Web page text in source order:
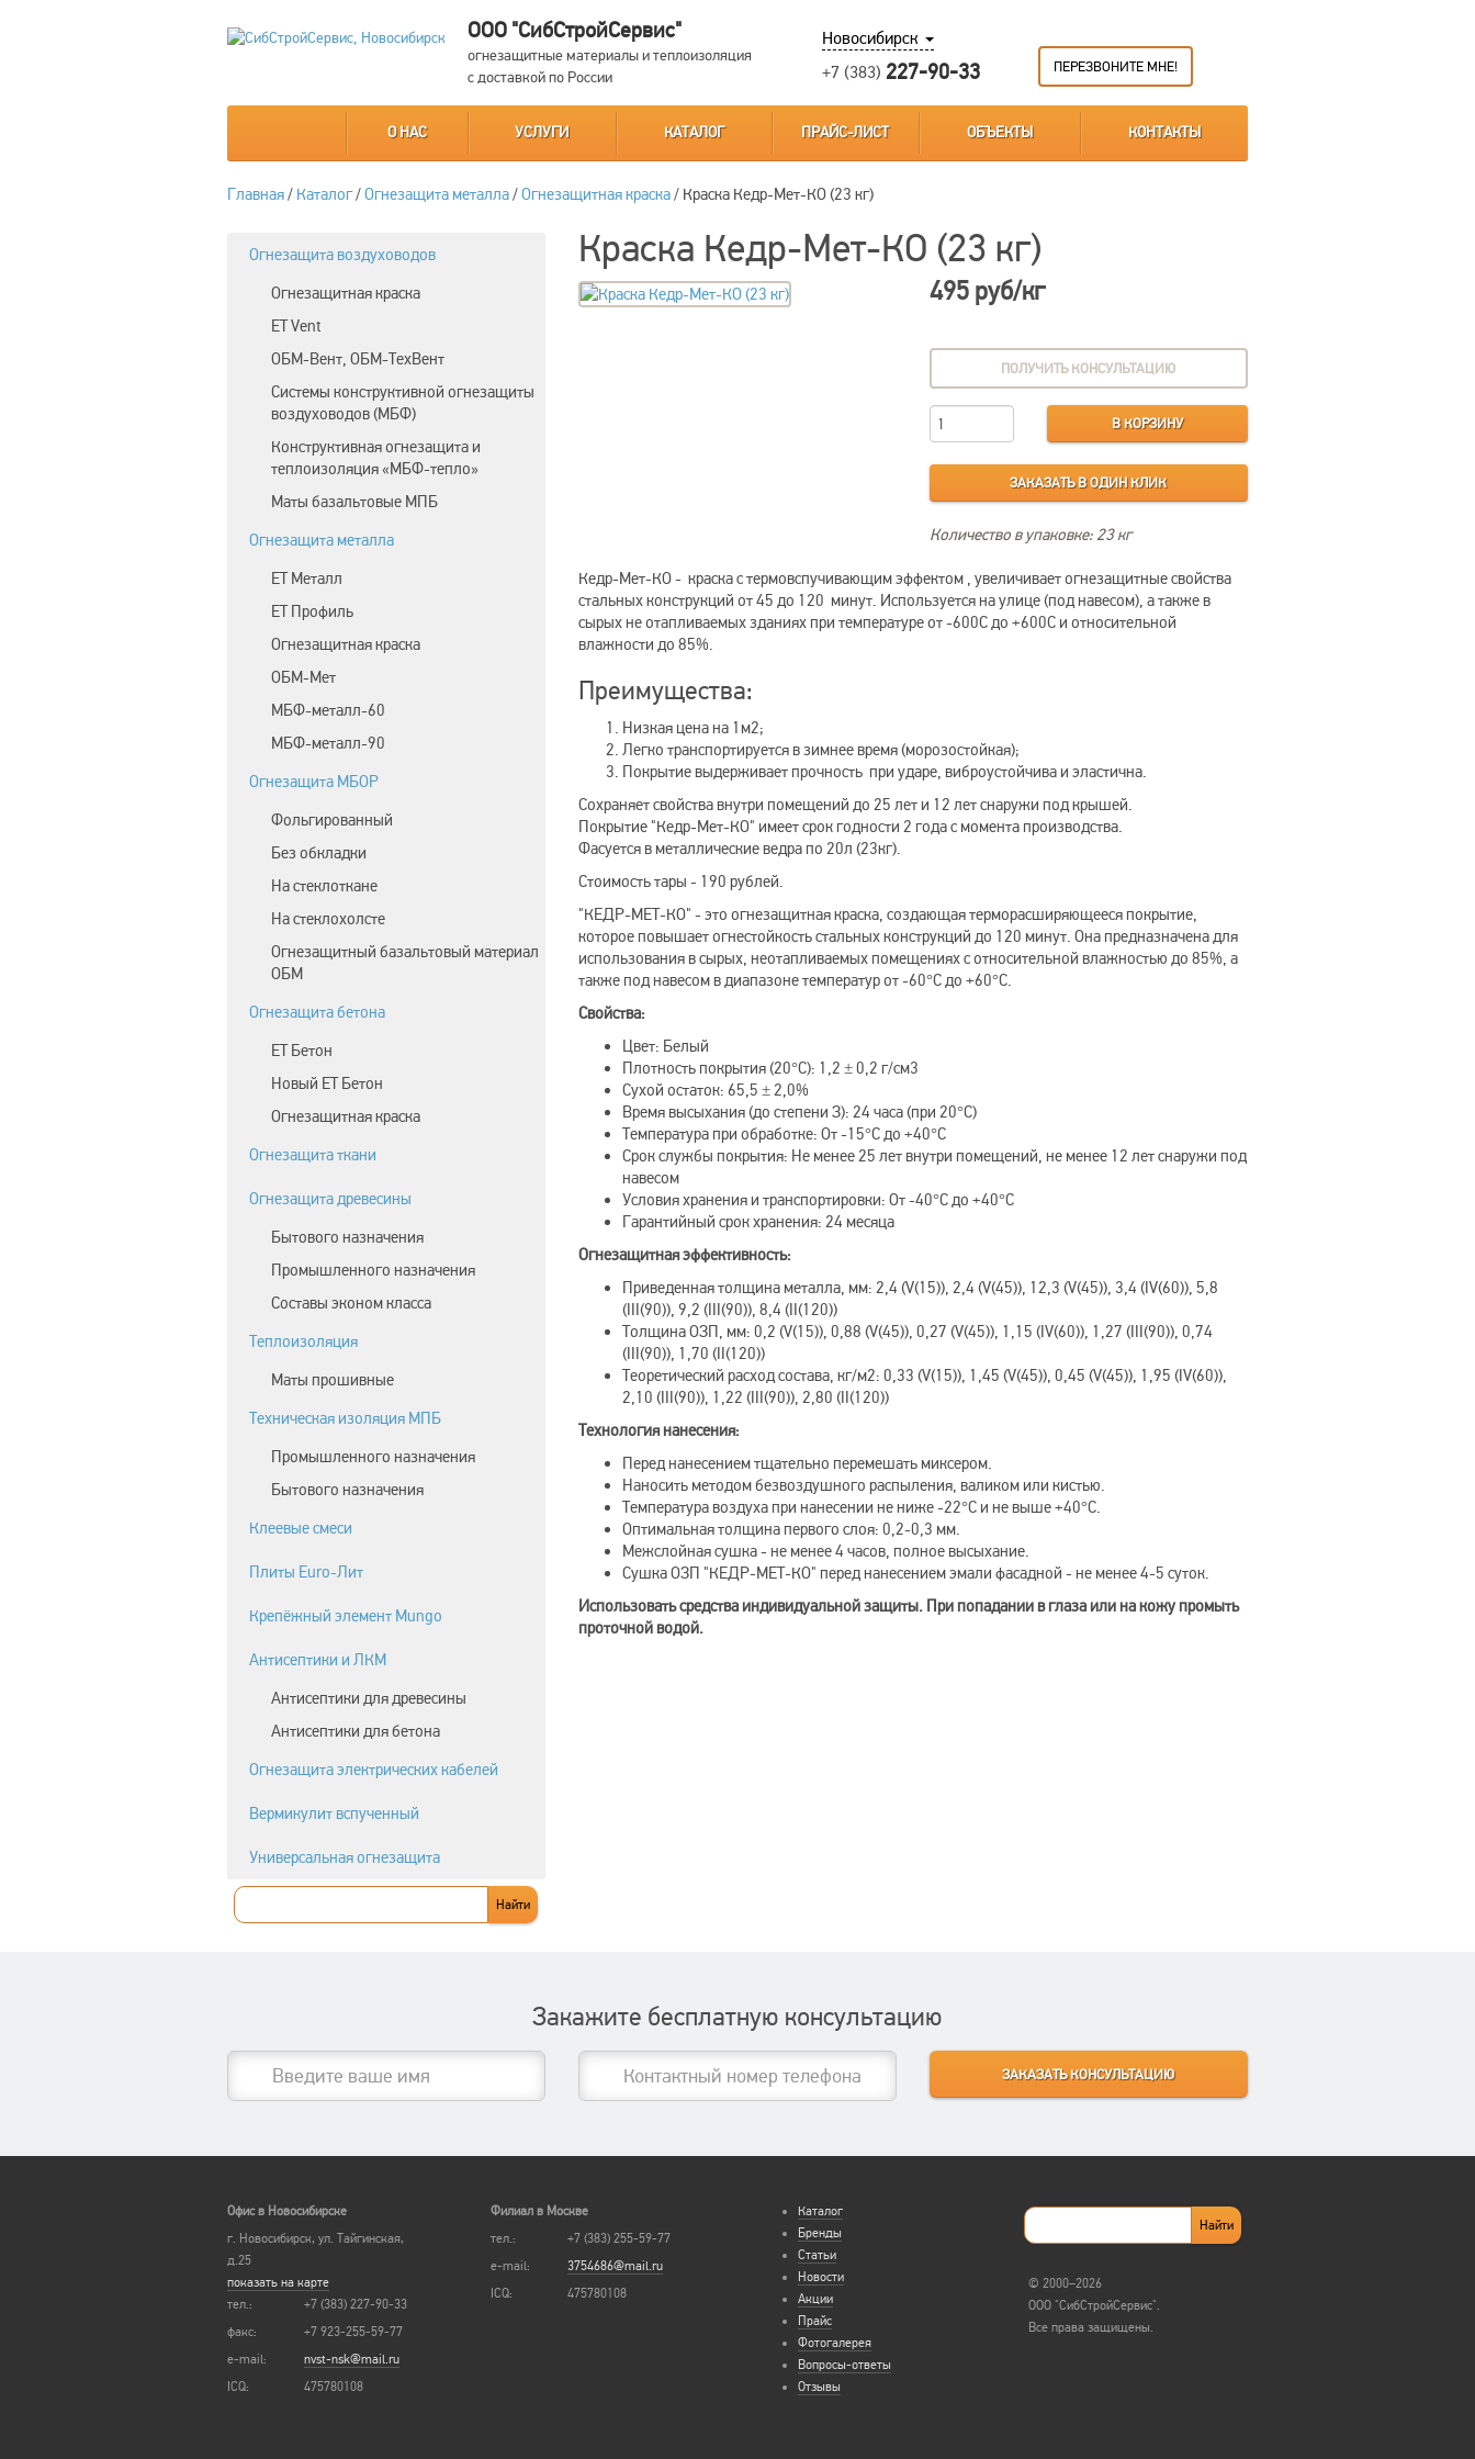
Новосибирск
+7 (383) 227-90-33 ПЕРЕЗВОНИТЕ МНЕ!
ООО "СибСтройСервис"
огнезащитные материалы и теплоизоляция
с доставкой по России
О НАС УСЛУГИ КАТАЛОГ ПРАЙС-ЛИСТ ОБЪЕКТЫ КОНТАКТЫ
Главная/ Каталог/Огнезащита металла/Огнезащитная краска/ Краска Кедр-Мет-КО (23 кг)
Огнезащита воздуховодов
Огнезащитная краска
ET Vent
ОБМ-Вент, ОБМ-ТехВент
Системы конструктивной огнезащиты
воздуховодов (МБФ)
Конструктивная огнезащита и
теплоизоляция «МБФ-тепло»
Маты базальтовые МПБ
Огнезащита металла
ЕТ Металл
ET Профиль
Огнезащитная краска
ОБМ-Мет
МБФ-металл-60
МБФ-металл-90
Огнезащита МБОР
Фольгированный
Без обкладки
На стеклоткане
На стеклохолсте
Огнезащитный базальтовый материал
ОБМ
Огнезащита бетона
ЕТ Бетон
Новый ЕТ Бетон
Огнезащитная краска
Огнезащита ткани
Огнезащита древесины
Бытового назначения
Промышленного назначения
Составы эконом класса
Теплоизоляция
Маты прошивные
Техническая изоляция МПБ
Промышленного назначения
Бытового назначения
Клеевые смеси
Плиты Euro-Лит
Крепёжный элемент Mungo
Антисептики и ЛКМ
Антисептики для древесины
Антисептики для бетона
Огнезащита электрических кабелей
Вермикулит вспученный
Универсальная огнезащита
Краска Кедр-Мет-КО (23 кг)
495 руб/кг
ПОЛУЧИТЬ КОНСУЛЬТАЦИЮ
В КОРЗИНУ
ЗАКАЗАТЬ В ОДИН КЛИК
Количество в упаковке: 23 кг
Кедр-Мет-КО - краска с термовспучивающим эффектом , увеличивает огнезащитные свойства
стальных конструкций от 45 до 120 минут. Используется на улице (под навесом), а также в
сырых не отапливаемых зданиях при температуре от -600С до +600С и относительной
влажности до 85%.
Преимущества:
Низкая цена на 1м2;
Легко транспортируется в зимнее время (морозостойкая);
Покрытие выдерживает прочность при ударе, виброустойчива и эластична.
Сохраняет свойства внутри помещений до 25 лет и 12 лет снаружи под крышей.
Покрытие "Кедр-Мет-КО" имеет срок годности 2 года с момента производства.
Фасуется в металлические ведра по 20л (23кг).
Стоимость тары - 190 рублей.
"КЕДР-МЕТ-КО" - это огнезащитная краска, создающая терморасширяющееся покрытие,
которое повышает огнестойкость стальных конструкций до 120 минут. Она предназначена для
использования в сырых, неотапливаемых помещениях с относительной влажностью до 85%, а
также под навесом в диапазоне температур от -60°C до +60°C.
Свойства:
Цвет: Белый
Плотность покрытия (20°C): 1,2 ± 0,2 г/см3
Сухой остаток: 65,5 ± 2,0%
Время высыхания (до степени З): 24 часа (при 20°C)
Температура при обработке: От -15°C до +40°C
Срок службы покрытия: Не менее 25 лет внутри помещений, не менее 12 лет снаружи под
навесом
Условия хранения и транспортировки: От -40°C до +40°C
Гарантийный срок хранения: 24 месяца
Огнезащитная эффективность:
Приведенная толщина металла, мм: 2,4 (V(15)), 2,4 (V(45)), 12,3 (V(45)), 3,4 (IV(60)), 5,8
(III(90)), 9,2 (III(90)), 8,4 (II(120))
Толщина ОЗП, мм: 0,2 (V(15)), 0,88 (V(45)), 0,27 (V(45)), 1,15 (IV(60)), 1,27 (III(90)), 0,74
(III(90)), 1,70 (II(120))
Теоретический расход состава, кг/м2: 0,33 (V(15)), 1,45 (V(45)), 0,45 (V(45)), 1,95 (IV(60)),
2,10 (III(90)), 1,22 (III(90)), 2,80 (II(120))
Технология нанесения:
Перед нанесением тщательно перемешать миксером.
Наносить методом безвоздушного распыления, валиком или кистью.
Температура воздуха при нанесении не ниже -22°C и не выше +40°C.
Оптимальная толщина первого слоя: 0,2-0,3 мм.
Межслойная сушка - не менее 4 часов, полное высыхание.
Сушка ОЗП "КЕДР-МЕТ-КО" перед нанесением эмали фасадной - не менее 4-5 суток.
Использовать средства индивидуальной защиты. При попадании в глаза или на кожу промыть
проточной водой.
Закажите бесплатную консультацию
Офис в Новосибирске
г. Новосибирск, ул. Тайгинская,
д.25
показать на карте
тел.:
+7 (383) 227-90-33
факс:
+7 923-255-59-77
e-mail:
nvst-nsk@mail.ru
ICQ:
475780108
Филиал в Москве
тел.:
+7 (383) 255-59-77
e-mail:
3754686@mail.ru
ICQ:
475780108
Каталог
Бренды
Статьи
Новости
Акции
Прайс
Фотогалерея
Вопросы-ответы
Отзывы
© 2000–2026
ООО "СибСтройСервис".
Все права защищены.